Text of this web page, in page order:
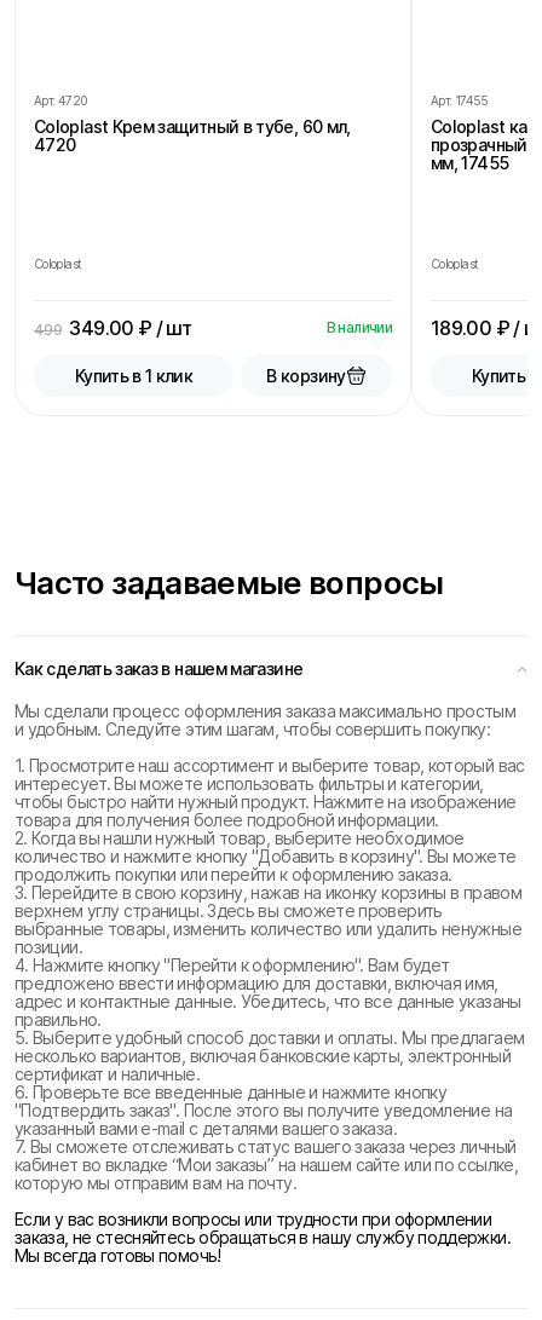
Арт. 4720
Coloplast Крем защитный в тубе, 60 мл,
4720
Coloplast
499 349.00 ₽ / шт В наличии
Купить в 1 клик В корзину
Арт. 17455
Coloplast
прозрачный,
мм, 17455
Coloplast
189.00 ₽ /
Купить в
Часто задаваемые вопросы
Как сделать заказ в нашем магазине
Мы сделали процесс оформления заказа максимально простым
и удобным. Следуйте этим шагам, чтобы совершить покупку:
1. Просмотрите наш ассортимент и выберите товар, который вас
интересует. Вы можете использовать фильтры и категории,
чтобы быстро найти нужный продукт. Нажмите на изображение
товара для получения более подробной информации.
2. Когда вы нашли нужный товар, выберите необходимое
количество и нажмите кнопку "Добавить в корзину". Вы можете
продолжить покупки или перейти к оформлению заказа.
3. Перейдите в свою корзину, нажав на иконку корзины в правом
верхнем углу страницы. Здесь вы сможете проверить
выбранные товары, изменить количество или удалить ненужные
позиции.
4. Нажмите кнопку "Перейти к оформлению". Вам будет
предложено ввести информацию для доставки, включая имя,
адрес и контактные данные. Убедитесь, что все данные указаны
правильно.
5. Выберите удобный способ доставки и оплаты. Мы предлагаем
несколько вариантов, включая банковские карты, электронный
сертификат и наличные.
6. Проверьте все введенные данные и нажмите кнопку
"Подтвердить заказ". После этого вы получите уведомление на
указанный вами e-mail с деталями вашего заказа.
7. Вы сможете отслеживать статус вашего заказа через личный
кабинет во вкладке “Мои заказы” на нашем сайте или по ссылке,
которую мы отправим вам на почту.
Если у вас возникли вопросы или трудности при оформлении
заказа, не стесняйтесь обращаться в нашу службу поддержки.
Мы всегда готовы помочь!